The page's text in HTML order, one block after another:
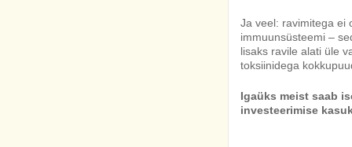
Ja veel: ravimitega ei
immuunsüsteemi –
lisaks ravile alati üle
toksiinidega
Igaüks meist saab
investeerimise